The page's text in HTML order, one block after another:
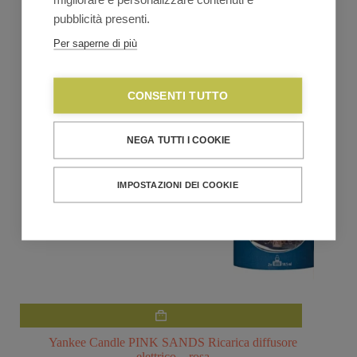
originale
attuale
Yankee Candle PINK SANDS Ricarica diffusore
pubblicità presenti.
Per saperne di più
CONSENTI TUTTO
NEGA TUTTI I COOKIE
IMPOSTAZIONI DEI COOKIE